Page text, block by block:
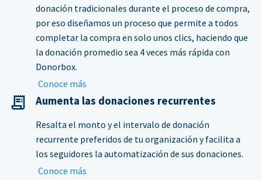
donación tradicionales durante el proceso de compra,
por eso diseñamos un proceso que permite a todos
completar la compra en solo unos clics, haciendo que
la donación promedio sea 4 veces más rápida con
Donorbox.
Conoce más
Aumenta las donaciones recurrentes
Resalta el monto y el intervalo de donación
recurrente preferidos de tu organización y facilita a
los seguidores la automatización de sus donaciones.
Conoce más